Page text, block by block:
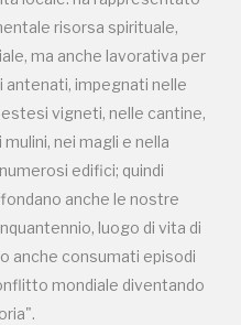
risorsa spirituale,
ma anche lavorativa per
antenati, impegnati nelle
vigneti, nelle cantine,
nei magli e nella
edifici; quindi
anche le nostre
luogo di vita di
anche consumati episodi
mondiale diventando
in questo